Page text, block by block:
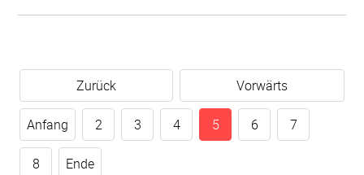
Zurück Vorwärts
Anfang 2 3 4 5 6 7
8 Ende